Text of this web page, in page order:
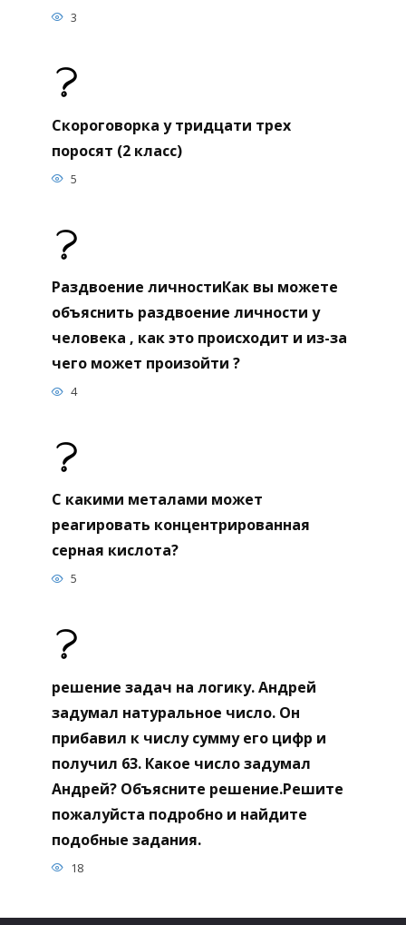
3
Скороговорка у тридцати трех
поросят (2 класс)
5
Раздвоение личностиКак вы можете
объяснить раздвоение личности у
человека , как это происходит и из-за
чего может произойти ?
4
С какими металами может
реагировать концентрированная
серная кислота?
5
решение задач на логику. Андрей
задумал натуральное число. Он
прибавил к числу сумму его цифр и
получил 63. Какое число задумал
Андрей? Объясните решение.Решите
пожалуйста подробно и найдите
подобные задания.
18